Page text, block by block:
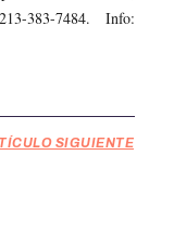
383-7484. Info:
SIGUIENTE